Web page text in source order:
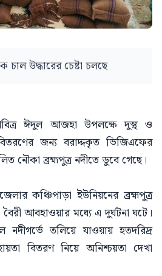
চাল উদ্ধারের চেষ্টা চলছে
ঈদুল আজহা উপলক্ষে দুস্থ ও
জন্য বরাদ্দকৃত ভিজিএফের
নৌকা ব্রহ্মপুত্র নদীতে ডুবে গেছে।
কঞ্চিপাড়া ইউনিয়নের ব্রহ্মপুত্র
আবহাওয়ার মধ্যে এ দুর্ঘটনা ঘটে।
তলিয়ে যাওয়ায় হতদরিদ্র
বিতরণ নিয়ে অনিশ্চয়তা দেখা